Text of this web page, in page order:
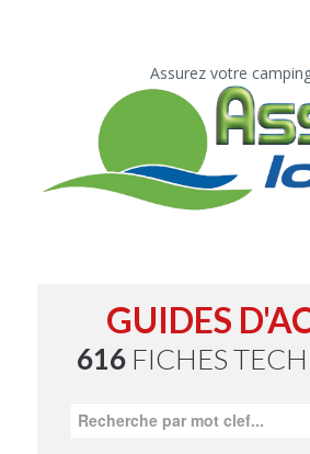
Assurez votre
GUIDES
616 FICHES